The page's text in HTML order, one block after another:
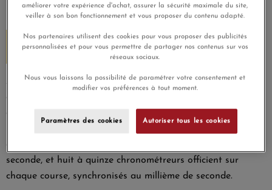
Le Tour se joue aussi au millième de
Avant d'habiller les poignets, le Tour a d'abord été une
affaire de secondes. Tissot, chronométreur officiel du Tour
de France et des épreuves d'A.S.O. (Paris-Roubaix, Paris-
aujourd'hui la ligne d'arrivée jusqu'à 10 000 images par
seconde, et huit à quinze chronométreurs officient sur
chaque course, synchronisés au millième de seconde.
améliorer votre expérience d'achat, assurer la sécurité maximale du site,
veiller à son bon fonctionnement et vous proposer du contenu adapté.
Nos partenaires utilisent des cookies pour vous proposer des publicités
personnalisées et pour vous permettre de partager nos contenus sur vos
réseaux sociaux.
Nous vous laissons la possibilité de paramétrer votre consentement et
modifier vos préférences à tout moment.
Paramètres des cookies Autoriser tous les cookies